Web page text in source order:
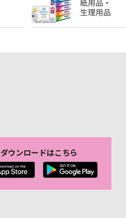
ダウンロードはこちら